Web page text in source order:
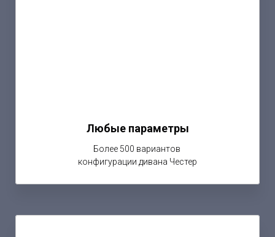
Любые параметры
Более 500 вариантов
конфигурации дивана Честер